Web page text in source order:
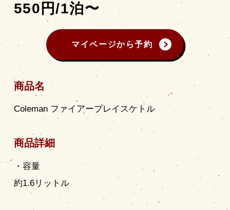
550円/1泊〜
マイページから予約
商品名
Coleman ファイアープレイスケトル
商品詳細
・容量
約1.6リットル